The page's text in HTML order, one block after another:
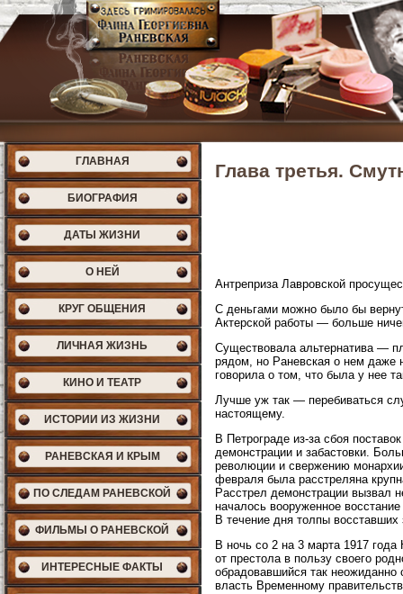
ГЛАВНАЯ
БИОГРАФИЯ
ДАТЫ ЖИЗНИ
О НЕЙ
КРУГ ОБЩЕНИЯ
ЛИЧНАЯ ЖИЗНЬ
КИНО И ТЕАТР
ИСТОРИИ ИЗ ЖИЗНИ
РАНЕВСКАЯ И КРЫМ
ПО СЛЕДАМ РАНЕВСКОЙ
ФИЛЬМЫ О РАНЕВСКОЙ
ИНТЕРЕСНЫЕ ФАКТЫ
Глава третья.
Антреприза Лавровской
С деньгами можно было бы
Актерской работы — больше
Существовала альтернатива —
рядом, но Раневская о нем даже
говорила о том, что была у нее
Лучше уж так — перебиваться
настоящему.
В Петрограде из-за сбоя
демонстрации и забастовки.
революции и свержению
февраля была расстреляна
Расстрел демонстрации вызвал
началось вооруженное
В течение дня толпы
В ночь со 2 на 3 марта 1917
от престола в пользу своего
обрадовавшийся так неожиданно
власть Временному